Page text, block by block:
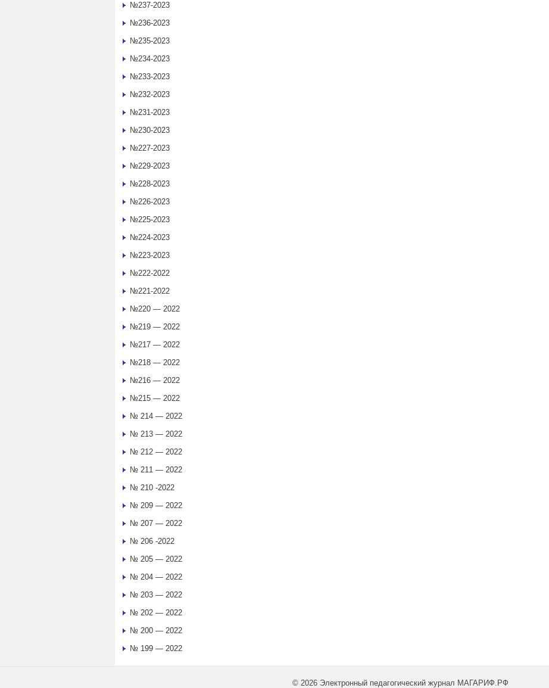
№237-2023
№236-2023
№235-2023
№234-2023
№233-2023
№232-2023
№231-2023
№230-2023
№227-2023
№229-2023
№228-2023
№226-2023
№225-2023
№224-2023
№223-2023
№222-2022
№221-2022
№220 — 2022
№219 — 2022
№217 — 2022
№218 — 2022
№216 — 2022
№215 — 2022
№ 214 — 2022
№ 213 — 2022
№ 212 — 2022
№ 211 — 2022
№ 210 -2022
№ 209 — 2022
№ 207 — 2022
№ 206 -2022
№ 205 — 2022
№ 204 — 2022
№ 203 — 2022
№ 202 — 2022
№ 200 — 2022
№ 199 — 2022
© 2026 Электронный педагогический журнал МАГАРИФ.РФ